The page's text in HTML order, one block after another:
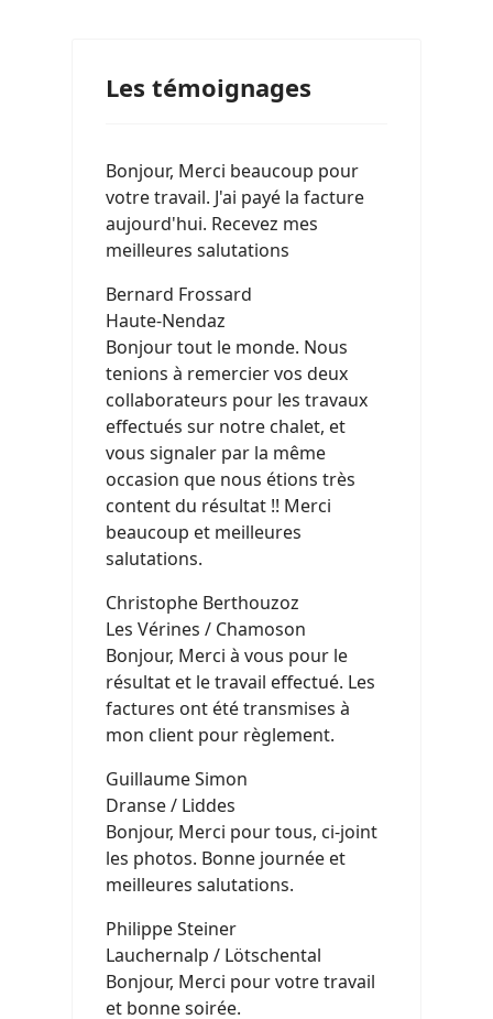
Les témoignages
Bonjour, Merci beaucoup pour
votre travail. J'ai payé la facture
aujourd'hui. Recevez mes
meilleures salutations
Bernard Frossard
Haute-Nendaz
Bonjour tout le monde. Nous
tenions à remercier vos deux
collaborateurs pour les travaux
effectués sur notre chalet, et
vous signaler par la même
occasion que nous étions très
content du résultat !! Merci
beaucoup et meilleures
salutations.
Christophe Berthouzoz
Les Vérines / Chamoson
Bonjour, Merci à vous pour le
résultat et le travail effectué. Les
factures ont été transmises à
mon client pour règlement.
Guillaume Simon
Dranse / Liddes
Bonjour, Merci pour tous, ci-joint
les photos. Bonne journée et
meilleures salutations.
Philippe Steiner
Lauchernalp / Lötschental
Bonjour, Merci pour votre travail
et bonne soirée.